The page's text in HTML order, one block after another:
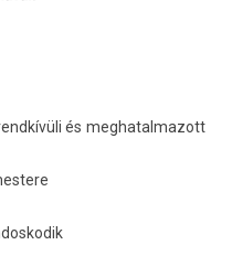
és meg­hatal­mazott